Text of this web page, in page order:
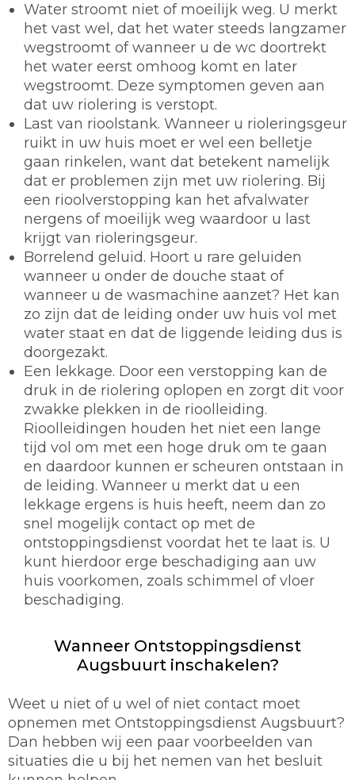
Water stroomt niet of moeilijk weg. U merkt
het vast wel, dat het water steeds langzamer
wegstroomt of wanneer u de wc doortrekt
het water eerst omhoog komt en later
wegstroomt. Deze symptomen geven aan
dat uw riolering is verstopt.
Last van rioolstank. Wanneer u rioleringsgeur
ruikt in uw huis moet er wel een belletje
gaan rinkelen, want dat betekent namelijk
dat er problemen zijn met uw riolering. Bij
een rioolverstopping kan het afvalwater
nergens of moeilijk weg waardoor u last
krijgt van rioleringsgeur.
Borrelend geluid. Hoort u rare geluiden
wanneer u onder de douche staat of
wanneer u de wasmachine aanzet? Het kan
zo zijn dat de leiding onder uw huis vol met
water staat en dat de liggende leiding dus is
doorgezakt.
Een lekkage. Door een verstopping kan de
druk in de riolering oplopen en zorgt dit voor
zwakke plekken in de rioolleiding.
Rioolleidingen houden het niet een lange
tijd vol om met een hoge druk om te gaan
en daardoor kunnen er scheuren ontstaan in
de leiding. Wanneer u merkt dat u een
lekkage ergens is huis heeft, neem dan zo
snel mogelijk contact op met de
ontstoppingsdienst voordat het te laat is. U
kunt hierdoor erge beschadiging aan uw
huis voorkomen, zoals schimmel of vloer
beschadiging.
Wanneer Ontstoppingsdienst
Augsbuurt inschakelen?
Weet u niet of u wel of niet contact moet
opnemen met Ontstoppingsdienst Augsbuurt?
Dan hebben wij een paar voorbeelden van
situaties die u bij het nemen van het besluit